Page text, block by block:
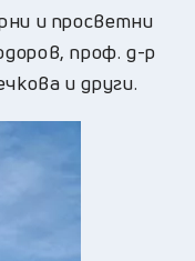
и просветни
проф. д-р
и други.